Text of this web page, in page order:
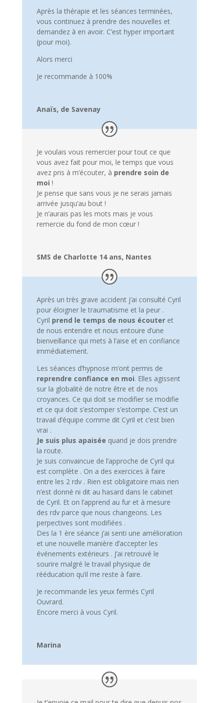
Après la thérapie et les séances terminées,
vous continuez à prendre des nouvelles et
demandez à en avoir. C’est hyper important
(pour moi).
Alors merci
Je recommande à 100%
Anaïs, de Savenay
Je voulais vous remercier pour tout ce que
vous avez fait pour moi, le temps que vous
avez pris à m’écouter, à prendre soin de
moi !
Je pense que sans vous je ne serais jamais
arrivée jusqu’au bout !
Je n’aurais pas les mots mais je vous
remercie du fond de mon cœur !
SMS de Charlotte 14 ans, Nantes
Après un très grave accident j’ai consulté Cyril
pour éloigner le traumatisme et la peur .
Cyril prend le temps de nous écouteret
de nous entendre et nous entoure d’une
bienveillance qui mets à l’aise et en confiance
immédiatement.
Les séances d’hypnose m’ont permis de
reprendre confiance en moi. Elles agissent
sur la globalité de notre être et de nos
croyances. Ce qui doit se modifier se modifie
et ce qui doit s’estomper s’estompe. C’est un
travail d’équipe comme dit Cyril et c’est bien
vrai .
Je suis plus apaisée quand je dois prendre
la route.
Je suis convaincue de l’approche de Cyril qui
est complète . On a des exercices à faire
entre les 2 rdv . Rien est obligatoire mais rien
n’est donné ni dit au hasard dans le cabinet
de Cyril. Et on l’apprend au fur et à mesure
des rdv parce que nous changeons. Les
perpectives sont modifiées .
Des la 1 ère séance j’ai senti une amélioration
et une nouvelle manière d’accepter les
événements extérieurs . J’ai retrouvé le
sourire malgré le travail physique de
rééducation qu’il me reste à faire.
Je recommande les yeux fermés Cyril
Ouvrard.
Encore merci à vous Cyril.
Marina